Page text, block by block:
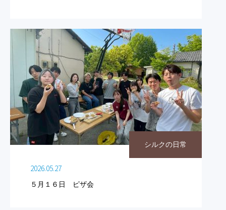
シルクの日常
2026.05.27
５月１６日 ピザ会